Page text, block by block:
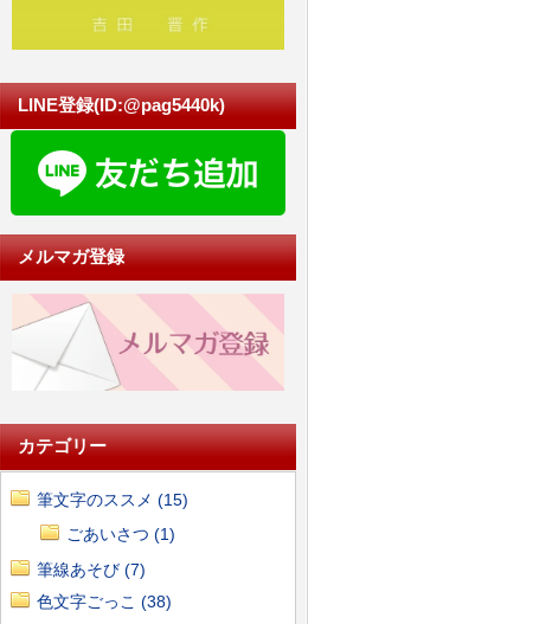
LINE登録(ID:@pag5440k)
メルマガ登録
カテゴリー
筆文字のススメ (15)
ごあいさつ (1)
筆線あそび (7)
色文字ごっこ (38)